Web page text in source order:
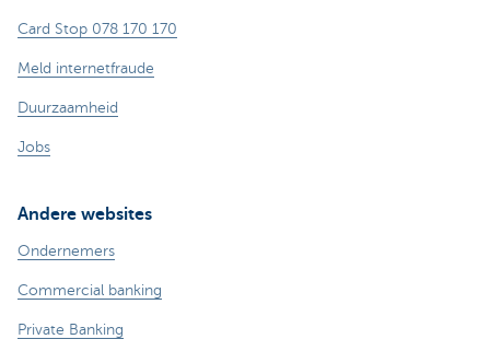
Card Stop 078 170 170
Meld internetfraude
Duurzaamheid
Jobs
Andere websites
Ondernemers
Commercial banking
Private Banking